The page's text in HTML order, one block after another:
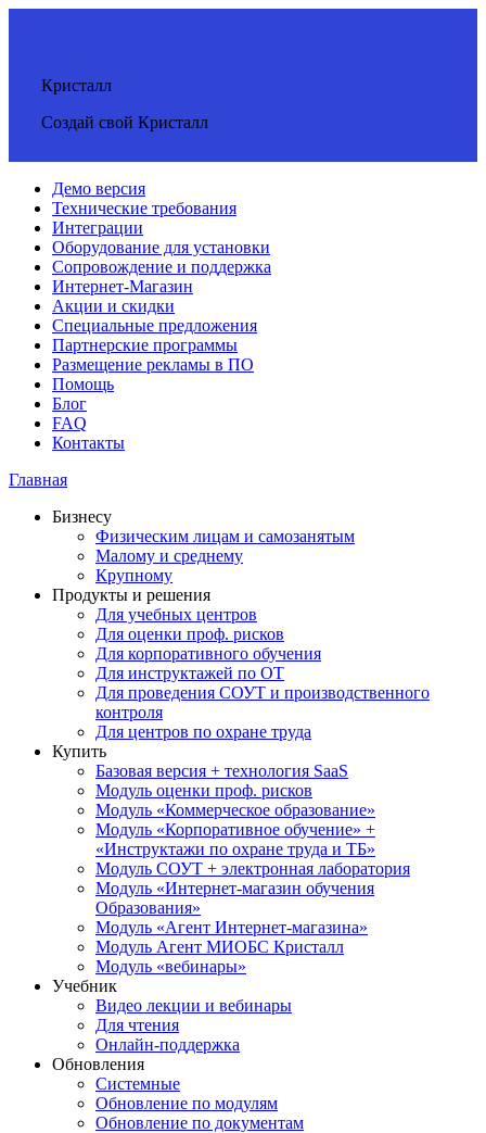
Кристалл
Создай свой Кристалл
Демо версия
Технические требования
Интеграции
Оборудование для установки
Сопровождение и поддержка
Интернет-Магазин
Акции и скидки
Специальные предложения
Партнерские программы
Размещение рекламы в ПО
Помощь
Блог
FAQ
Контакты
Главная
Бизнесу
Физическим лицам и самозанятым
Малому и среднему
Крупному
Продукты и решения
Для учебных центров
Для оценки проф. рисков
Для корпоративного обучения
Для инструктажей по ОТ
Для проведения СОУТ и производственного
контроля
Для центров по охране труда
Купить
Базовая версия + технология SaaS
Модуль оценки проф. рисков
Модуль «Коммерческое образование»
Модуль «Корпоративное обучение» +
«Инструктажи по охране труда и ТБ»
Модуль СОУТ + электронная лаборатория
Модуль «Интернет-магазин обучения
Образования»
Модуль «Агент Интернет-магазина»
Модуль Агент МИОБС Кристалл
Модуль «вебинары»
Учебник
Видео лекции и вебинары
Для чтения
Онлайн-поддержка
Обновления
Системные
Обновление по модулям
Обновление по документам